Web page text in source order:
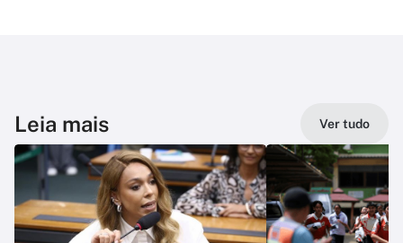
Leia mais Ver tudo